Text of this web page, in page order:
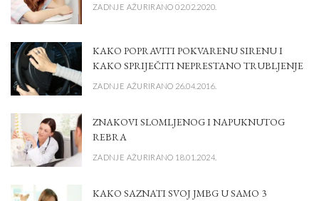
ZADNJE AŽURIRANO 02.02.2020.
KAKO POPRAVITI POKVARENU SIRENU I
KAKO SPRIJEČITI NEPRESTANO TRUBLJENJE
ZADNJE AŽURIRANO 26.04.2016.
ZNAKOVI SLOMLJENOG I NAPUKNUTOG
REBRA
ZADNJE AŽURIRANO 18.01.2024.
KAKO SAZNATI SVOJ JMBG U SAMO 3